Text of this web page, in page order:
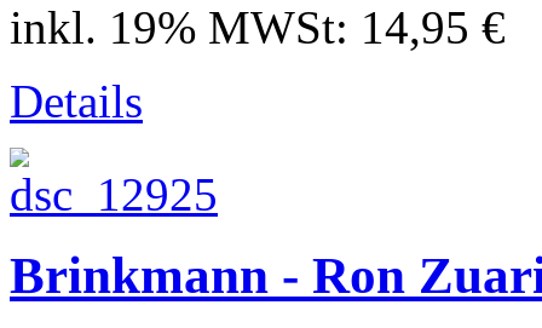
inkl. 19% MWSt: 14,95 €
Details
Brinkmann - Ron